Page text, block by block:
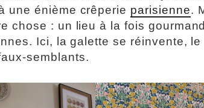
une énième crêperie parisienne.
chose : un lieu à la fois
Ici, la galette se réinvente,
semblants.